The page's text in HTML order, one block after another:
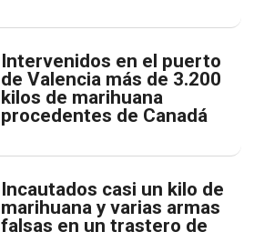
Intervenidos en el puerto
de Valencia más de 3.200
kilos de marihuana
procedentes de Canadá
Incautados casi un kilo de
marihuana y varias armas
falsas en un trastero de